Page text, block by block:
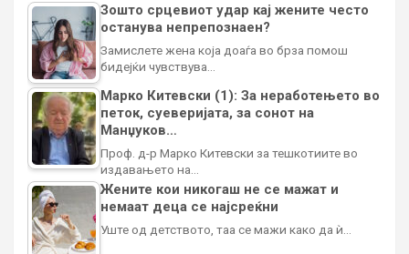
Зошто срцевиот удар кај жените често
останува непрепознаен?
Замислете жена која доаѓа во брза помош
бидејќи чувствува…
Марко Китевски (1): За неработењето во
петок, суеверијата, за сонот на
Манџуков…
Проф. д-р Марко Китевски за тешкотиите во
издавањето на…
Жените кои никогаш не се мажат и
немаат деца се најсреќни
Уште од детството, таа се мажи како да ѝ…